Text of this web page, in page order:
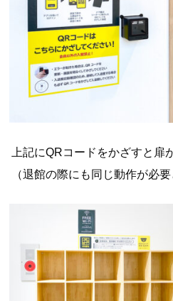
上記にQRコードをかざすと扉
（退館の際にも同じ動作が必要